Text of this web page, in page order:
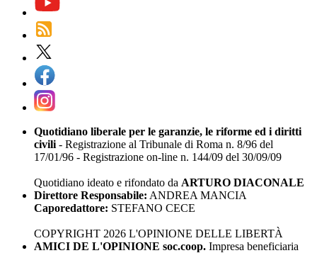
Quotidiano liberale per le garanzie, le riforme ed i diritti
civili - Registrazione al Tribunale di Roma n. 8/96 del
17/01/96 - Registrazione on-line n. 144/09 del 30/09/09
Quotidiano ideato e rifondato da ARTURO DIACONALE
Direttore Responsabile: ANDREA MANCIA
Caporedattore: STEFANO CECE
COPYRIGHT 2026 L'OPINIONE DELLE LIBERTÀ
AMICI DE L'OPINIONE soc.coop. Impresa beneficiaria